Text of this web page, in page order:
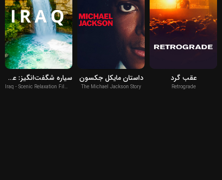
عقب گرد
Retrograde
2026
داستان مایکل جکسون
The Michael Jackson Story
2026
سیاره شگفت‌انگیز: عراق
Iraq - Scenic Relaxation Film With Calming Music